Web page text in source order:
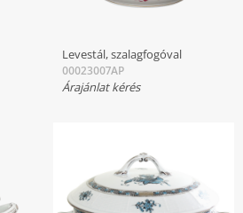
Levestál, szalagfogóval
00023007AP
Árajánlat kérés